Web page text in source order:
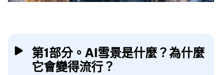
第1部分。AI雪景是什麼？為什麼
它會變得流行？